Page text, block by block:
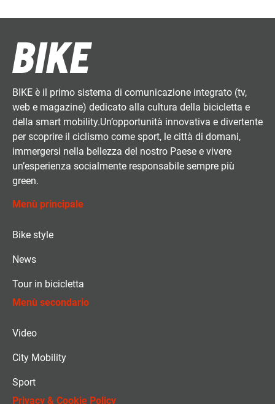
BIKE è il primo sistema di comunicazione integrato (tv,
web e magazine) dedicato alla cultura della bicicletta e
della smart mobility.Un’opportunità innovativa e divertente
per scoprire il ciclismo come sport, le città di domani,
immergersi nella bellezza del nostro Paese e vivere
un’esperienza socialmente responsabile sempre più
green.
Menù principale
Bike style
News
Tour in bicicletta
Menù secondario
Video
City Mobility
Sport
Privacy & Cookie Policy